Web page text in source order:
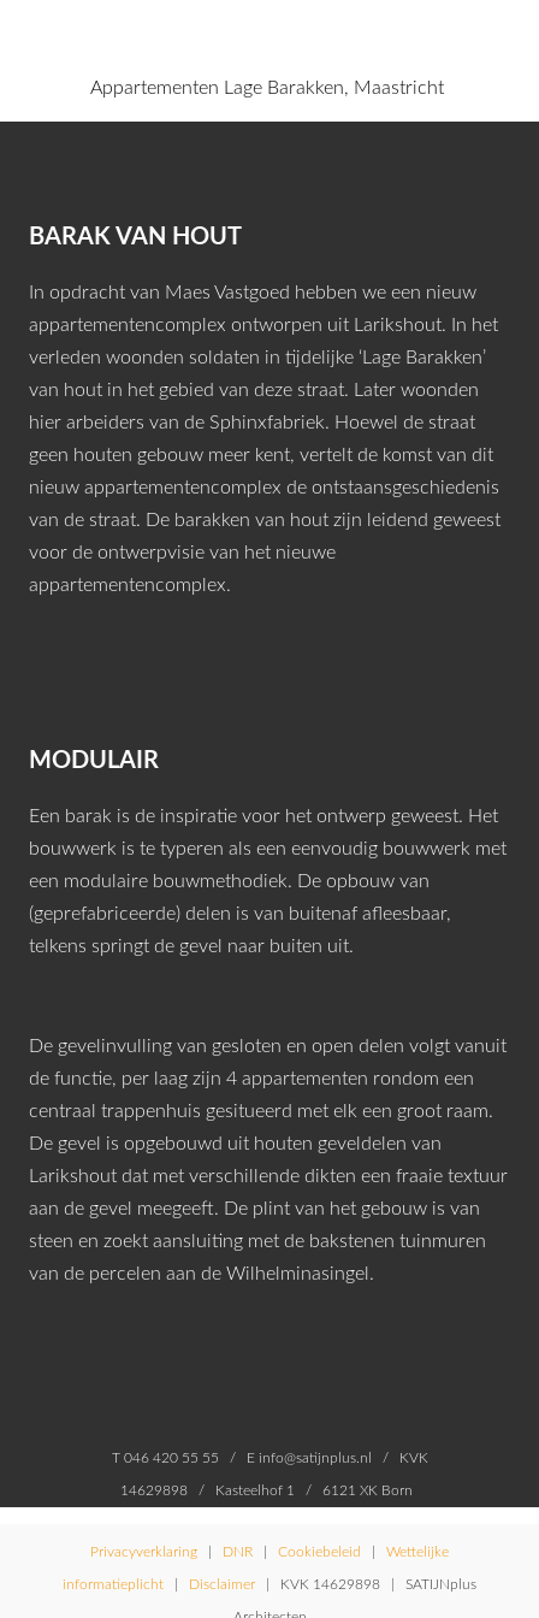
Appartementen Lage Barakken, Maastricht
BARAK VAN HOUT
In opdracht van Maes Vastgoed hebben we een nieuw
appartementencomplex ontworpen uit Larikshout. In het
verleden woonden soldaten in tijdelijke ‘Lage Barakken’
van hout in het gebied van deze straat. Later woonden
hier arbeiders van de Sphinxfabriek. Hoewel de straat
geen houten gebouw meer kent, vertelt de komst van dit
nieuw appartementencomplex de ontstaansgeschiedenis
van de straat. De barakken van hout zijn leidend geweest
voor de ontwerpvisie van het nieuwe
appartementencomplex.
MODULAIR
Een barak is de inspiratie voor het ontwerp geweest. Het
bouwwerk is te typeren als een eenvoudig bouwwerk met
een modulaire bouwmethodiek. De opbouw van
(geprefabriceerde) delen is van buitenaf afleesbaar,
telkens springt de gevel naar buiten uit.
De gevelinvulling van gesloten en open delen volgt vanuit
de functie, per laag zijn 4 appartementen rondom een
centraal trappenhuis gesitueerd met elk een groot raam.
De gevel is opgebouwd uit houten geveldelen van
Larikshout dat met verschillende dikten een fraaie textuur
aan de gevel meegeeft. De plint van het gebouw is van
steen en zoekt aansluiting met de bakstenen tuinmuren
van de percelen aan de Wilhelminasingel.
T 046 420 55 55 / E info@satijnplus.nl / KVK
14629898 / Kasteelhof 1 / 6121 XK Born
Privacyverklaring DNR Cookiebeleid Wettelijke
informatieplicht Disclaimer | KVK 14629898 | SATIJNplus